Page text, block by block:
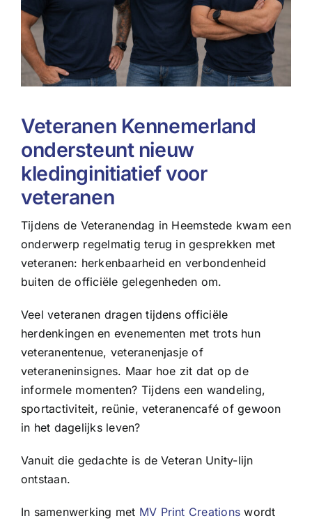
Veteranen Kennemerland
ondersteunt nieuw
kledinginitiatief voor
veteranen
Tijdens de Veteranendag in Heemstede kwam een
onderwerp regelmatig terug in gesprekken met
veteranen: herkenbaarheid en verbondenheid
buiten de officiële gelegenheden om.
Veel veteranen dragen tijdens officiële
herdenkingen en evenementen met trots hun
veteranentenue, veteranenjasje of
veteraneninsignes. Maar hoe zit dat op de
informele momenten? Tijdens een wandeling,
sportactiviteit, reünie, veteranencafé of gewoon
in het dagelijks leven?
Vanuit die gedachte is de Veteran Unity-lijn
ontstaan.
In samenwerking met MV Print Creations wordt